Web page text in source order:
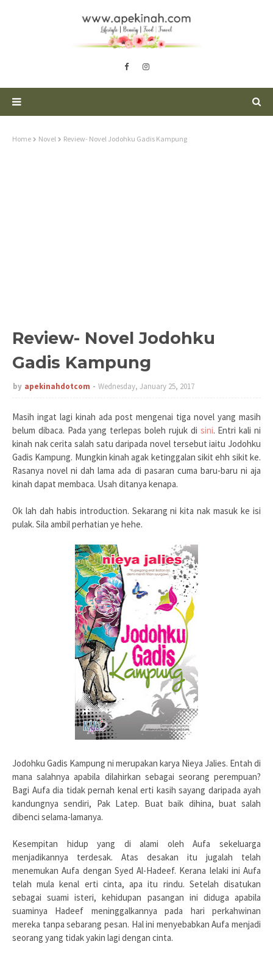
Home Novel Review- Novel Jodohku Gadis Kampung
Review- Novel Jodohku
Gadis Kampung
by apekinahdotcom Wednesday, January 25, 2017
Masih ingat lagi kinah ada post mengenai tiga novel yang masih
belum dibaca. Pada yang terlepas boleh rujuk di sini. Entri kali ni
kinah nak cerita salah satu daripada novel tersebut iaitu Jodohku
Gadis Kampung. Mungkin kinah agak ketinggalan sikit ehh sikit ke.
Rasanya novel ni dah lama ada di pasaran cuma baru-baru ni aja
kinah dapat membaca. Usah ditanya kenapa.
Ok lah dah habis introduction. Sekarang ni kita nak masuk ke isi
pulak. Sila ambil perhatian ye hehe.
Jodohku Gadis Kampung ni merupakan karya Nieya Jalies. Entah di
mana salahnya apabila dilahirkan sebagai seorang perempuan?
Bagi Aufa dia tidak pernah kenal erti kasih sayang daripada ayah
kandungnya sendiri, Pak Latep. Buat baik dihina, buat salah
dibenci selama-lamanya.
Kesempitan hidup yang di alami oleh Aufa sekeluarga
menjadikannya terdesak. Atas desakan itu jugalah telah
menemukan Aufa dengan Syed Al-Hadeef. Kerana lelaki ini Aufa
telah mula kenal erti cinta, apa itu rindu. Setelah disatukan
sebagai suami isteri, kehidupan pasangan ini diduga apabila
suaminya Hadeef meninggalkannya pada hari perkahwinan
mereka tanpa sebarang pesan. Hal ini menyebabkan Aufa menjadi
seorang yang tidak yakin lagi dengan cinta.